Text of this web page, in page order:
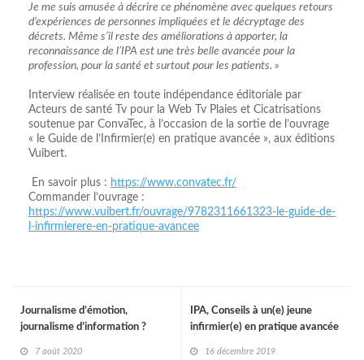
Je me suis amusée à décrire ce phénomène avec quelques retours
d’expériences de personnes impliquées et le décryptage des
décrets. Même s’il reste des améliorations à apporter, la
reconnaissance de l’IPA est une très belle avancée pour la
profession, pour la santé et surtout pour les patients. »
Interview réalisée en toute indépendance éditoriale par
Acteurs de santé Tv pour la Web Tv Plaies et Cicatrisations
soutenue par ConvaTec, à l’occasion de la sortie de l’ouvrage
« le Guide de l’Infirmier(e) en pratique avancée », aux éditions
Vuibert.
En savoir plus : https://www.convatec.fr/
Commander l’ouvrage :
https://www.vuibert.fr/ouvrage/9782311661323-le-guide-de-
l-infirmierere-en-pratique-avancee
IPA, Conseils à un(e) jeune
infirmier(e) en pratique avancée
16 décembre 2019
Journalisme d’émotion,
journalisme d’information ?
7 août 2020